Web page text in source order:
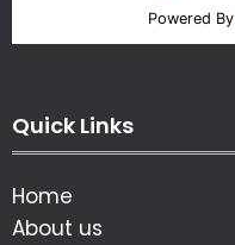
Powered By
Quick Links
Home
About us